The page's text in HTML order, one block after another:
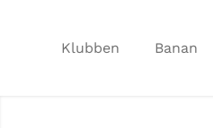
Klubben Banan